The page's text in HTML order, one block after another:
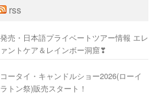
rss
売・日本語プライベートツアー情報 エレ
ントケア＆レインボー洞窟❣
ータイ・キャンドルショー2026(ローイ
トン祭)販売スタート！